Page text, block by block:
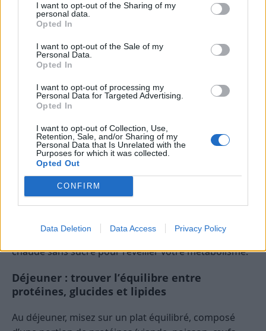
I want to opt-out of the Sharing of my
personal data.
Opted In
I want to opt-out of the Sale of my
Personal Data.
Opted In
I want to opt-out of processing my
Personal Data for Targeted Advertising.
Opted In
I want to opt-out of Collection, Use,
Retention, Sale, and/or Sharing of my
Personal Data that Is Unrelated with the
Purposes for which it was collected.
Opted Out
CONFIRM
Data Deletion Data Access Privacy Policy
Voici quelques conseils pour bien équilibrer vos
apports nutritionnels lors de chaque repas.
Petit-déjeuner : le repas le plus important
de la journée
Le petit-déjeuner est essentiel pour bien commencer
la journée et recharger vos batteries après une nuit
de jeûne.
Optez pour un petit-déjeuner riche en glucides
complexes, en protéines et en fibres, comme un bol
de céréales complètes, un yaourt nature avec des
fruits frais et quelques noix.
N’oubliez pas de boire un verre d’eau ou une boisson
chaude sans sucre pour réveiller votre métabolisme.
Déjeuner : trouver l’équilibre entre
protéines, glucides et lipides
Au déjeuner, misez sur un plat équilibré, composé